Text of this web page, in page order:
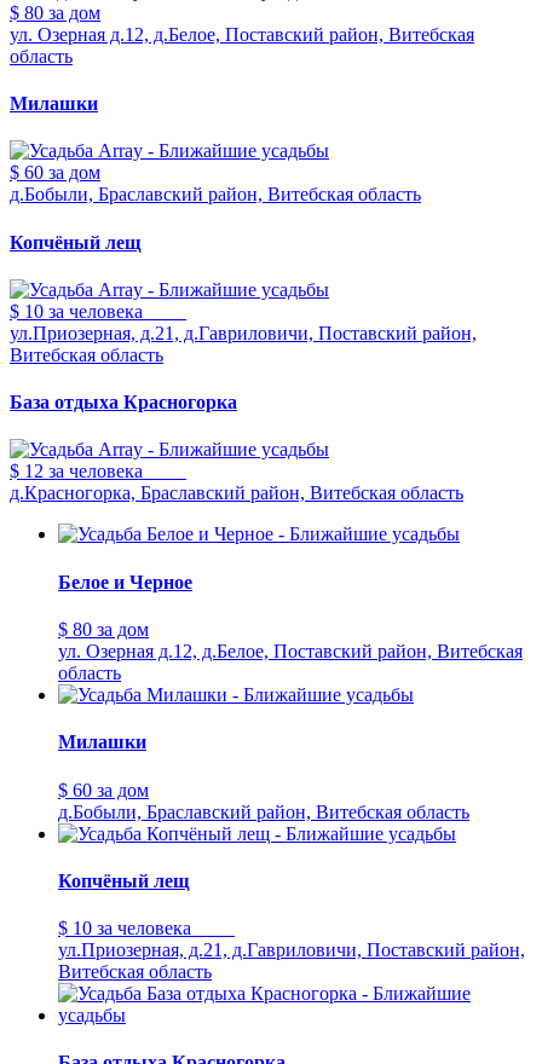
$ 80 за дом
ул. Озерная д.12, д.Белое, Поставский район, Витебская
область
Милашки
$ 60 за дом
д.Бобыли, Браславский район, Витебская область
Копчёный лещ
$ 10 за человека
ул.Приозерная, д.21, д.Гавриловичи, Поставский район,
Витебская область
База отдыха Красногорка
$ 12 за человека
д.Красногорка, Браславский район, Витебская область
Белое и Черное
$ 80 за дом
ул. Озерная д.12, д.Белое, Поставский район, Витебская
область
Милашки
$ 60 за дом
д.Бобыли, Браславский район, Витебская область
Копчёный лещ
$ 10 за человека
ул.Приозерная, д.21, д.Гавриловичи, Поставский район,
Витебская область